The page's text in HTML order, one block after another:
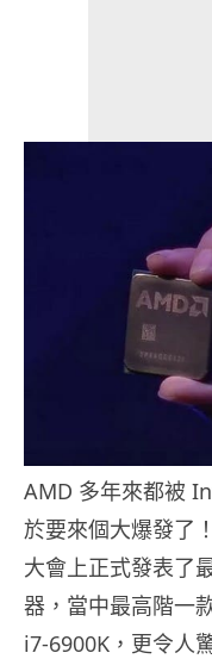
AMD 多年來都被
於要來個大爆發了
大會上正式發表了
器，當中最高階一
i7-6900K，更令人